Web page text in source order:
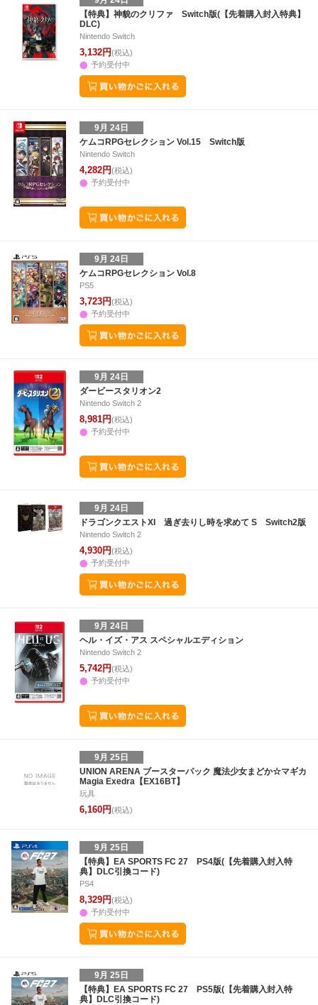
【特典】神貌のクリファ Switch版(【先着購入封入特典】
DLC)
Nintendo Switch
3,132円(税込)
予約受付中
9月 24日
ケムコRPGセレクション Vol.15 Switch版
Nintendo Switch
4,282円(税込)
予約受付中
9月 24日
ケムコRPGセレクション Vol.8
PS5
3,723円(税込)
予約受付中
9月 24日
ダービースタリオン2
Nintendo Switch 2
8,981円(税込)
予約受付中
9月 24日
ドラゴンクエストXI 過ぎ去りし時を求めて S Switch2版
Nintendo Switch 2
4,930円(税込)
予約受付中
9月 24日
ヘル・イズ・アス スペシャルエディション
Nintendo Switch 2
5,742円(税込)
予約受付中
9月 25日
UNION ARENA ブースターパック 魔法少女まどか☆マギカ
Magia Exedra【EX16BT】
玩具
6,160円(税込)
9月 25日
【特典】EA SPORTS FC 27 PS4版(【先着購入封入特
典】DLC引換コード)
PS4
8,329円(税込)
予約受付中
9月 25日
【特典】EA SPORTS FC 27 PS5版(【先着購入封入特
典】DLC引換コード)